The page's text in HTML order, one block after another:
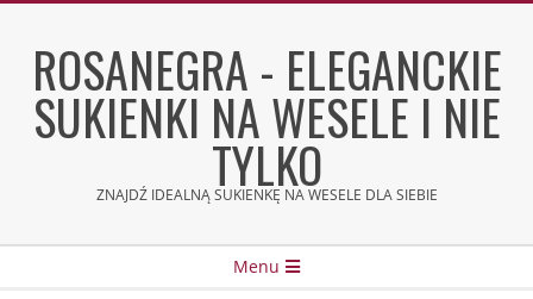
contentROSANEGRA - ELEGANCKIE
SUKIENKI NA WESELE I NIE
TYLKO
ZNAJDŹ IDEALNĄ SUKIENKĘ NA WESELE DLA SIEBIE
Menu